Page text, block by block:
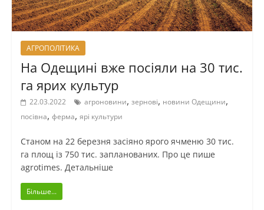
АГРОПОЛІТИКА
На Одещині вже посіяли на 30 тис.
га ярих культур
22.03.2022 агроновини, зернові, новини Одещини,
посівна, ферма, ярі культури
Станом на 22 березня засіяно ярого ячменю 30 тис.
га площ із 750 тис. запланованих. Про це пише
agrotimes. Детальніше
Більше...